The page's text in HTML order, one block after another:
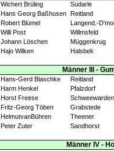
Wichert Brüling Südarle
Hans Georg Baßhusen Reitland
Robert Blümel Langend.-
Willi Post Willmsfeld
Johann Löschen Müggenkrug
Hajo Wilken Halsbek
Männer III -
Hans-Gerd Blaschke Reitland
Harm Henkel Pfalzdorf
Horst Freese Schweewarden
Fritz-Georg Töben Grabstede
HelmutvanBühren Theener
Peter Zuter Sandhorst
Männer IV -